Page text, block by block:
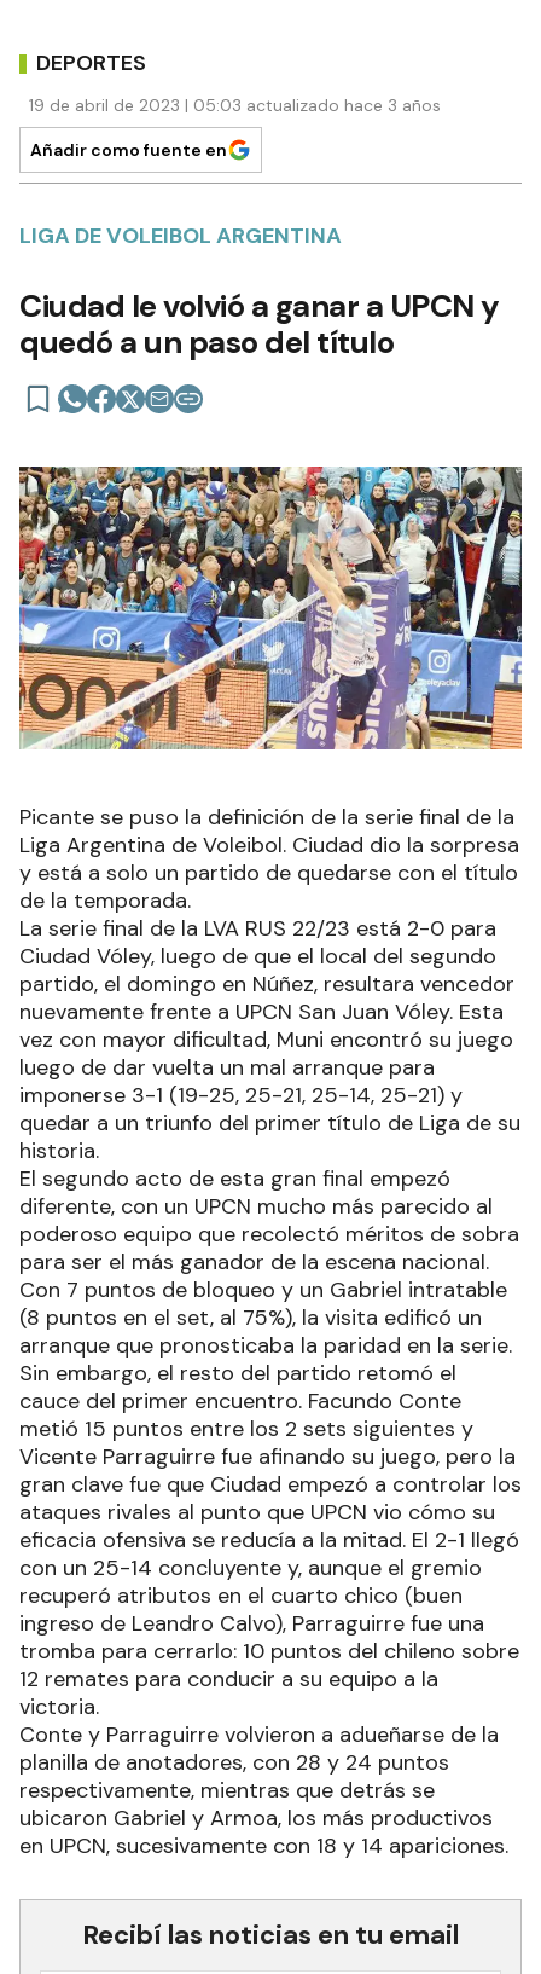
DEPORTES
19 de abril de 2023 | 05:03 actualizado hace 3 años
Añadir como fuente en
LIGA DE VOLEIBOL ARGENTINA
Ciudad le volvió a ganar a UPCN y
quedó a un paso del título
Picante se puso la definición de la serie final de la
Liga Argentina de Voleibol. Ciudad dio la sorpresa
y está a solo un partido de quedarse con el título
de la temporada.
La serie final de la LVA RUS 22/23 está 2-0 para
Ciudad Vóley, luego de que el local del segundo
partido, el domingo en Núñez, resultara vencedor
nuevamente frente a UPCN San Juan Vóley. Esta
vez con mayor dificultad, Muni encontró su juego
luego de dar vuelta un mal arranque para
imponerse 3-1 (19-25, 25-21, 25-14, 25-21) y
quedar a un triunfo del primer título de Liga de su
historia.
El segundo acto de esta gran final empezó
diferente, con un UPCN mucho más parecido al
poderoso equipo que recolectó méritos de sobra
para ser el más ganador de la escena nacional.
Con 7 puntos de bloqueo y un Gabriel intratable
(8 puntos en el set, al 75%), la visita edificó un
arranque que pronosticaba la paridad en la serie.
Sin embargo, el resto del partido retomó el
cauce del primer encuentro. Facundo Conte
metió 15 puntos entre los 2 sets siguientes y
Vicente Parraguirre fue afinando su juego, pero la
gran clave fue que Ciudad empezó a controlar los
ataques rivales al punto que UPCN vio cómo su
eficacia ofensiva se reducía a la mitad. El 2-1 llegó
con un 25-14 concluyente y, aunque el gremio
recuperó atributos en el cuarto chico (buen
ingreso de Leandro Calvo), Parraguirre fue una
tromba para cerrarlo: 10 puntos del chileno sobre
12 remates para conducir a su equipo a la
victoria.
Conte y Parraguirre volvieron a adueñarse de la
planilla de anotadores, con 28 y 24 puntos
respectivamente, mientras que detrás se
ubicaron Gabriel y Armoa, los más productivos
en UPCN, sucesivamente con 18 y 14 apariciones.
Recibí las noticias en tu email